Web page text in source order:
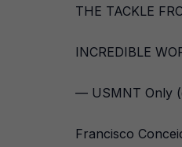
THE TACKLE
INCREDIBLE
— USMNT Only
Francisco